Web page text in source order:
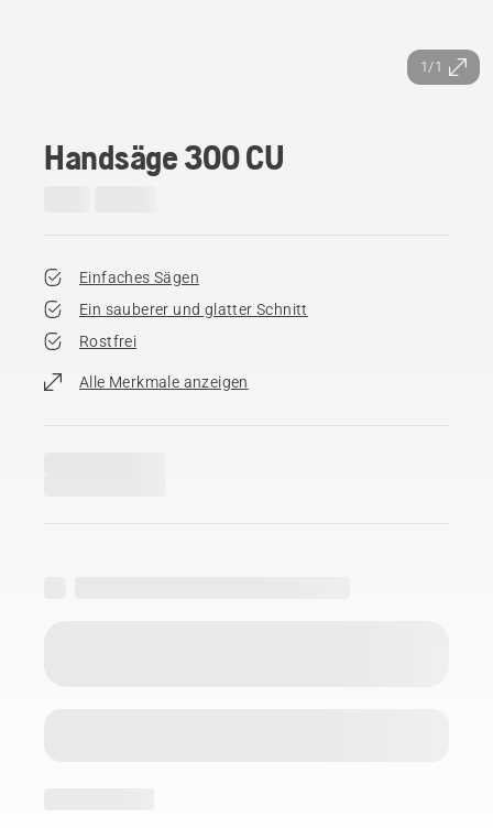
1/1
Handsäge 300 CU
Einfaches Sägen
Ein sauberer und glatter Schnitt
Rostfrei
Alle Merkmale anzeigen